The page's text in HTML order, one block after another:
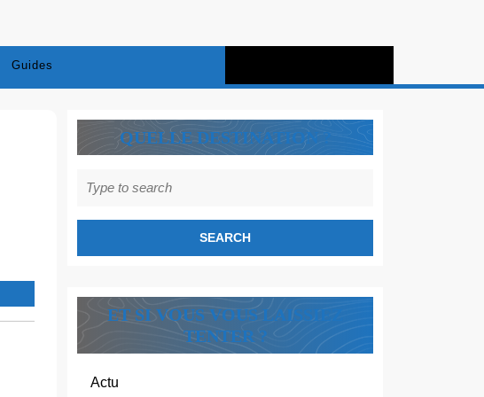
Guides
QUELLE DESTINATION ?
for:
ET SI VOUS VOUS LAISSIEZ
TENTER ?
Actu